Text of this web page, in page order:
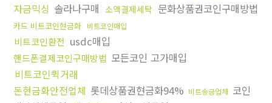
자금믹싱 솔라나구매 소액결제세탁 문화상품권코인구매방법
카드 비트코인현금화 비트코인매입
비트코인환전 usdc매입
핸드폰결제코인구매방법 모든코인 고가매입
비트코인퀵거래
돈현금화안전업체 롯데상품권현금화94% 비트송금업체 코인